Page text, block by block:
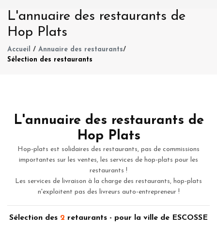
L'annuaire des restaurants de
Hop Plats
Accueil / Annuaire des restaurants/
Sélection des restaurants
L'annuaire des restaurants de
Hop Plats
Hop-plats est solidaires des restaurants, pas de commissions
importantes sur les ventes, les services de hop-plats pour les
restaurants !
Les services de livraison à la charge des restaurants, hop-plats
n'exploitent pas des livreurs auto-entrepreneur !
Sélection des 2 retaurants - pour la ville de ESCOSSE